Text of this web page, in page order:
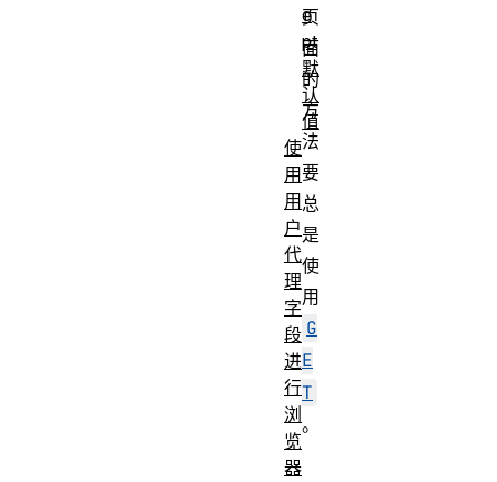
页
面
的
方
法
要
总
是
使
用
G
E
T
。
e
pt
默
认
值
使
用
用
户
代
理
字
段
进
行
浏
览
器